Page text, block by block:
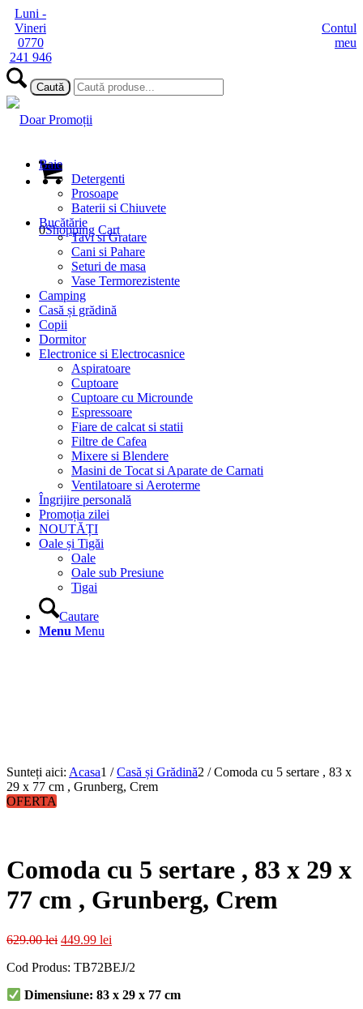
Luni -
Vineri
0770
241 946
Contul
meu
0Shopping Cart
Baie
Detergenti
Prosoape
Baterii si Chiuvete
Bucătărie
Tavi si Gratare
Cani si Pahare
Seturi de masa
Vase Termorezistente
Camping
Casă și grădină
Copii
Dormitor
Electronice si Electrocasnice
Aspiratoare
Cuptoare
Cuptoare cu Microunde
Espressoare
Fiare de calcat si statii
Filtre de Cafea
Mixere si Blendere
Masini de Tocat si Aparate de Carnati
Ventilatoare si Aeroterme
Îngrijire personală
Promoția zilei
NOUTĂȚI
Oale și Tigăi
Oale
Oale sub Presiune
Tigai
Cautare
Menu Menu
Sunteți aici: Acasa1 / Casă și Grădină2 / Comoda cu 5 sertare , 83 x
29 x 77 cm , Grunberg, Crem
OFERTA
Comoda cu 5 sertare , 83 x 29 x
77 cm , Grunberg, Crem
629.00lei Prețul
a
629.00 lei.
449.99 lei
este:
Cod Produs: TB72BEJ/2
Dimensiune: 83 x 29 x 77 cm